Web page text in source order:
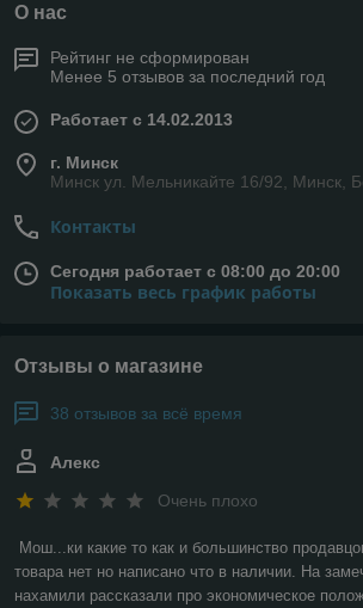
О нас
Рейтинг не сформирован
Менее 5 отзывов за последний год
Работает с 14.02.2013
г. Минск
Минск ул. Мельникайте 16/92, Минск,
Контакты
Сегодня работает с 08:00 до 20:00
Показать весь график работы
Отзывы о магазине
38 отзывов за всё время
Алекс
Очень плохо
Мош...ки какие то как и большинство
товара нет но написано что в наличии. На
нахамили рассказали про экономическое